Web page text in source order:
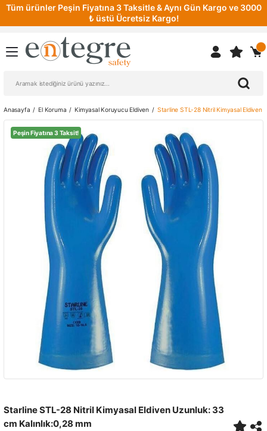
Tüm ürünler Peşin Fiyatına 3 Taksitle & Aynı Gün Kargo ve 3000
₺ üstü Ücretsiz Kargo!
Anasayfa El Koruma Kimyasal Koruyucu Eldiven Starline STL-28 Nitril Kimyasal Eldiven
Peşin Fiyatına 3 Taksit!
Starline STL-28 Nitril Kimyasal Eldiven Uzunluk: 33
cm Kalınlık:0,28 mm